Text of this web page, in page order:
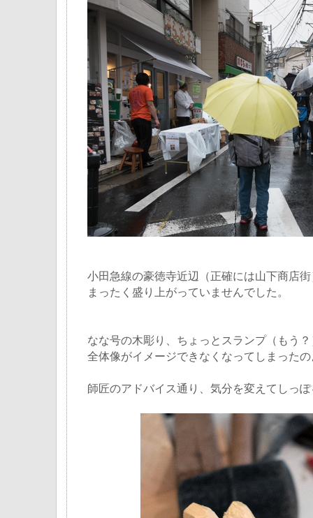
小田急線の豪徳寺近辺（正確には山下商店
まったく盛り上がっていませんでした。
なな号の木彫り、ちょっとスランプ（もう
全体像がイメージできなくなってしまった
師匠のアドバイス通り、気分を変えてしっ